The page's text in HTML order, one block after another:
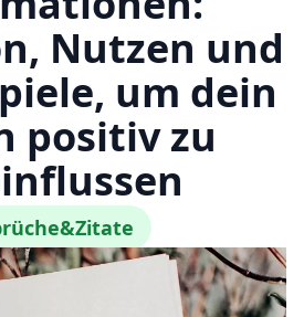
Nutzen und
um dein
positiv zu